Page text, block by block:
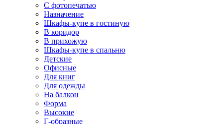
С фотопечатью
Назначение
Шкафы-купе в гостиную
В коридор
В прихожую
Шкафы-купе в спальню
Детские
Офисные
Для книг
Для одежды
На балкон
Форма
Высокие
Г-образные